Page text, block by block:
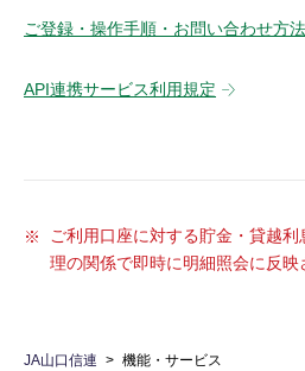
ご登録・操作手順・お問い合わせ方
API連携サービス利用規定
ご利用口座に対する貯金・貸越
理の関係で即時に明細照会に反映
JA山口信連 機能・サービス